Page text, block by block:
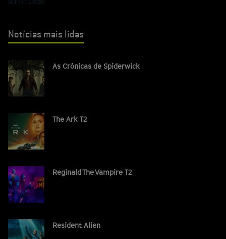
Notícias mais lidas
As Crónicas de Spiderwick
The Ark T2
Reginald The Vampire T2
Resident Alien